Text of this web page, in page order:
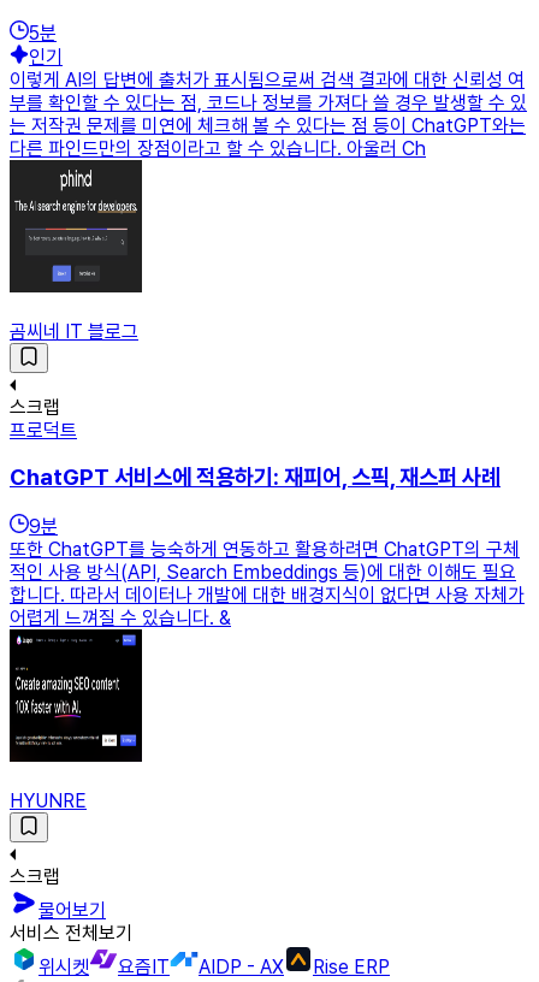
5분
인기
이렇게 AI의 답변에 출처가 표시됨으로써 검색 결과에 대한 신뢰성 여
부를 확인할 수 있다는 점, 코드나 정보를 가져다 쓸 경우 발생할 수 있
는 저작권 문제를 미연에 체크해 볼 수 있다는 점 등이 ChatGPT와는
다른 파인드만의 장점이라고 할 수 있습니다. 아울러 Ch
곰씨네 IT 블로그
스크랩
프로덕트
ChatGPT 서비스에 적용하기: 재피어, 스픽, 재스퍼 사례
9분
또한 ChatGPT를 능숙하게 연동하고 활용하려면 ChatGPT의 구체
적인 사용 방식(API, Search Embeddings 등)에 대한 이해도 필요
합니다. 따라서 데이터나 개발에 대한 배경지식이 없다면 사용 자체가
어렵게 느껴질 수 있습니다. &
HYUNRE
스크랩
물어보기
서비스 전체보기
위시켓
요즘IT AIDP - AX Rise ERP